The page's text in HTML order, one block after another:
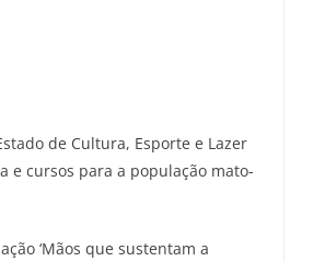
de Cultura, Esporte e Lazer
e cursos para a população mato-
‘Mãos que sustentam a